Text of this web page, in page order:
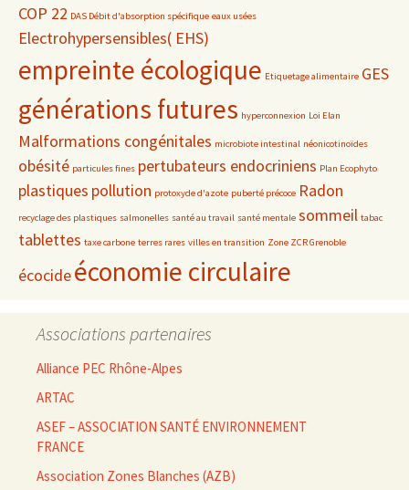
COP 22 DAS Débit d'absorption spécifique eaux usées
Electrohypersensibles( EHS)
empreinte écologique Etiquetage alimentaire GES
générations futures hyperconnexion Loi Elan
Malformations congénitales microbiote intestinal néonicotinoïdes
obésité particules fines pertubateurs endocriniens Plan Ecophyto
plastiques pollution protoxyde d'azote puberté précoce Radon
recyclage des plastiques salmonelles santé au travail santé mentale sommeil tabac
tablettes taxe carbone terres rares villes en transition Zone ZCR Grenoble
écocideéconomie circulaire
Associations partenaires
Alliance PEC Rhône-Alpes
ARTAC
ASEF – ASSOCIATION SANTÉ ENVIRONNEMENT
FRANCE
Association Zones Blanches (AZB)